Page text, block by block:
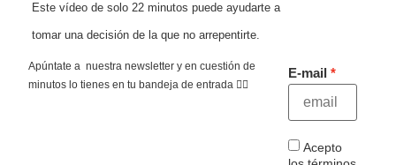
Este vídeo de solo 22 minutos puede ayudarte a
tomar una decisión de la que no arrepentirte.
Apúntate a nuestra newsletter y en cuestión de
minutos lo tienes en tu bandeja de entrada 👇🏻
E-mail
Acepto